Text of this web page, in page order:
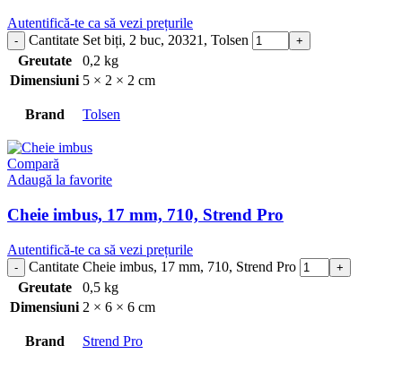
Autentifică-te ca să vezi prețurile
Cantitate Set biți, 2 buc, 20321, Tolsen
Greutate
0,2 kg
Dimensiuni 5 × 2 × 2 cm
Brand Tolsen
Compară
Adaugă la favorite
Cheie imbus, 17 mm, 710, Strend Pro
Autentifică-te ca să vezi prețurile
Cantitate Cheie imbus, 17 mm, 710, Strend Pro
Greutate
0,5 kg
Dimensiuni 2 × 6 × 6 cm
Brand Strend Pro